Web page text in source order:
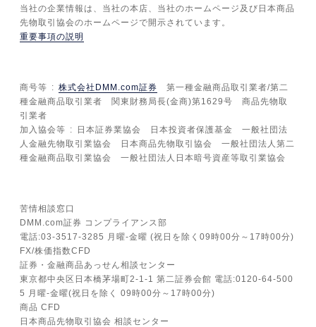
当社の企業情報は、当社の本店、当社のホームページ及び日本商品
先物取引協会のホームページで開示されています。
重要事項の説明
商号等 株式会社DMM.com証券 第一種金融商品取引業者/第二
種金融商品取引業者 関東財務局長(金商)第1629号 商品先物取
引業者
加入協会等
日本証券業協会 日本投資者保護基金 一般社団法
人金融先物取引業協会 日本商品先物取引協会 一般社団法人第二
種金融商品取引業協会 一般社団法人日本暗号資産等取引業協会
苦情相談窓口
DMM.com証券 コンプライアンス部
電話:03-3517-3285 月曜-金曜 (祝日を除く09時00分～17時00分)
FX/株価指数CFD
証券・金融商品あっせん相談センター
東京都中央区日本橋茅場町2-1-1 第二証券会館 電話:0120-64-500
5 月曜-金曜(祝日を除く 09時00分～17時00分)
商品 CFD
日本商品先物取引協会 相談センター